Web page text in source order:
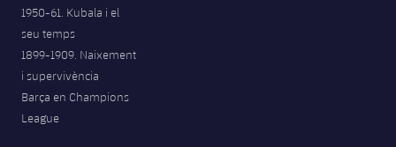
1950-61. Kubala i el
seu temps
1899-1909. Naixement
i supervivència
Barça en Champions
League